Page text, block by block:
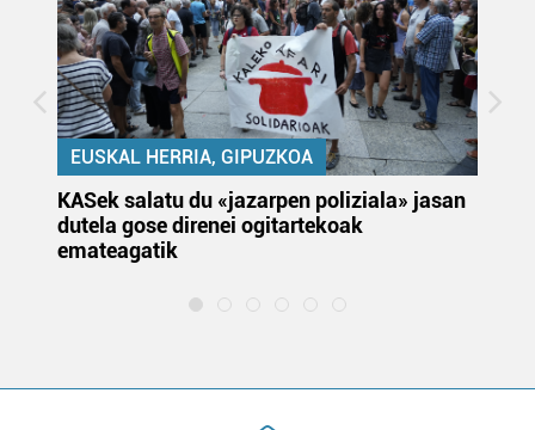
EUSKAL HERRIA, GIPUZKOA
KASek salatu du «jazarpen poliziala» jasan
dutela gose direnei ogitartekoak
emateagatik